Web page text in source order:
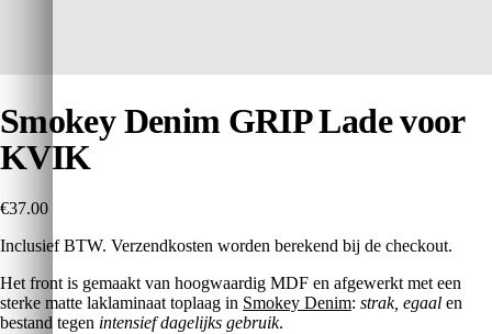
Smokey Denim GRIP Lade voor
KVIK
€37.00
Inclusief BTW. Verzendkosten worden berekend bij de checkout.
Het front is gemaakt van hoogwaardig MDF en afgewerkt met een
sterke matte laklaminaat toplaag in Smokey Denim: strak, egaal en
bestand tegen intensief dagelijks gebruik.